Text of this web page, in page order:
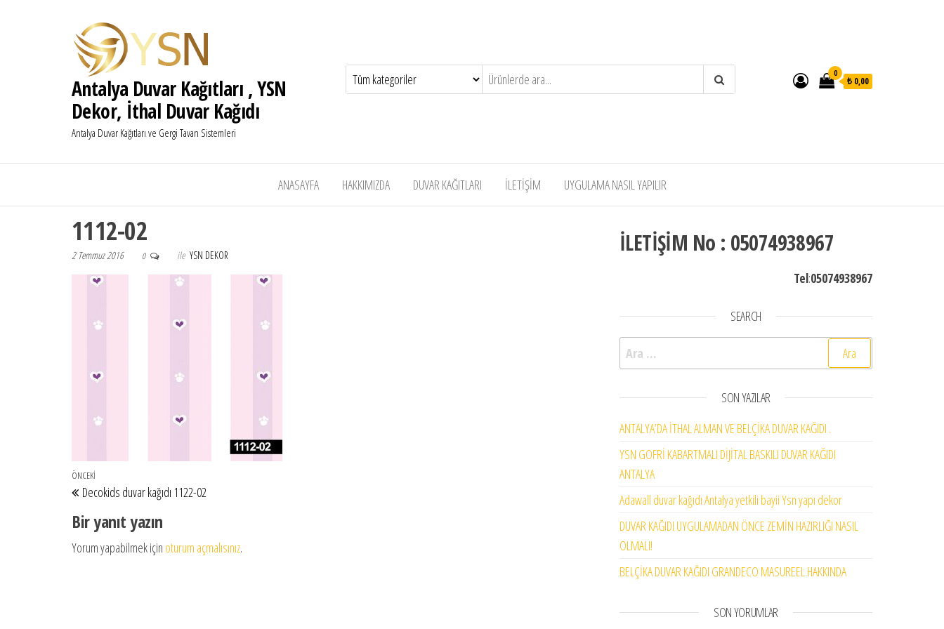
Antalya Duvar Kağıtları , YSN
Dekor, İthal Duvar Kağıdı
Antalya Duvar Kağıtları ve Gergi Tavan Sistemleri
0
₺ 0,00
ANASAYFA HAKKIMIZDA DUVAR KAĞITLARI İLETİŞİM UYGULAMA NASIL YAPILIR
1112-02
2 Temmuz 2016 0 ile YSN DEKOR
Yazı gezinmesi
Önceki Yazı
ÖNCEKI
Decokids duvar kağıdı 1122-02
Bir yanıt yazın
Yorum yapabilmek için oturum açmalısınız.
İLETİŞİM No : 05074938967
Tel:05074938967
SEARCH
Arama:
SON YAZILAR
ANTALYA’DA İTHAL ALMAN VE BELÇİKA DUVAR KAĞIDI .
YSN GOFRİ KABARTMALI DİJİTAL BASKILI DUVAR KAĞIDI
ANTALYA
Adawall duvar kağıdı Antalya yetkili bayii Ysn yapı dekor
DUVAR KAĞIDI UYGULAMADAN ÖNCE ZEMİN HAZIRLIĞI NASIL
OLMALI!
BELÇİKA DUVAR KAĞIDI GRANDECO MASUREEL HAKKINDA
SON YORUMLAR